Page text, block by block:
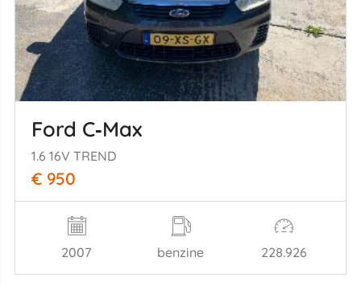
Ford C‑Max
1.6 16V TREND
€ 950
2007 benzine 228.926